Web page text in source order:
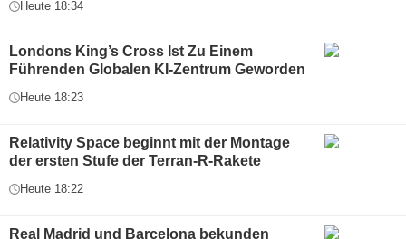
Heute 18:34
Londons King’s Cross Ist Zu Einem
Führenden Globalen KI-Zentrum Geworden
Heute 18:23
Relativity Space beginnt mit der Montage
der ersten Stufe der Terran-R-Rakete
Heute 18:22
Real Madrid und Barcelona bekunden